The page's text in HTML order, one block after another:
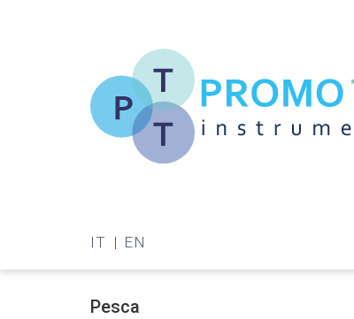
TT
IT EN
Pesca